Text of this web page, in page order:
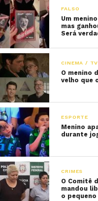
FALSO
Um
mas
Será
CINEMA / TV
O menino
velho que
ESPORTE
Menino
durante
CRIMES
O Comitê
mandou
o pequeno